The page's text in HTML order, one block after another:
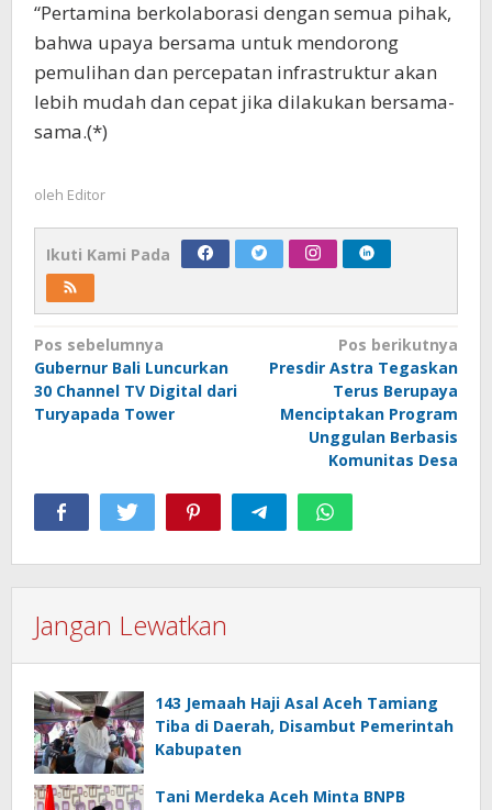
“Pertamina berkolaborasi dengan semua pihak,
bahwa upaya bersama untuk mendorong
pemulihan dan percepatan infrastruktur akan
lebih mudah dan cepat jika dilakukan bersama-
sama.(*)
oleh Editor
Ikuti Kami Pada
Navigasi
pos
Pos sebelumnya
Gubernur Bali Luncurkan
30 Channel TV Digital dari
Turyapada Tower
Pos berikutnya
Presdir Astra Tegaskan
Terus Berupaya
Menciptakan Program
Unggulan Berbasis
Komunitas Desa
Jangan Lewatkan
143 Jemaah Haji Asal Aceh Tamiang
Tiba di Daerah, Disambut Pemerintah
Kabupaten
Tani Merdeka Aceh Minta BNPB